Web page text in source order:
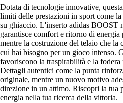
Dotata di tecnologie innovative,
limiti delle prestazioni in sport come
su ghiaccio. L'inserto adidas BOOST
garantisce comfort e ritorno di
mentre la costruzione del telaio che la
cui hai bisogno per un gioco intenso.
favoriscono la traspirabilità e la
Dettagli autentici come la punta
originale, mentre un nuovo motivo
direzione in un attimo. Riscopri la tua
energia nella tua ricerca della vittoria.